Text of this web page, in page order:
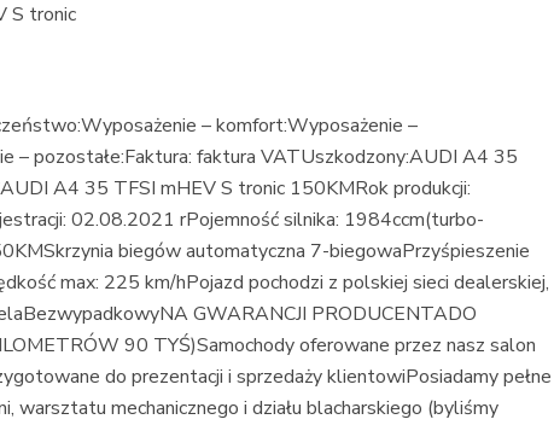
S tronic
– komfort:Wyposażenie –
– pozostałe:Faktura: faktura VATUszkodzony:AUDI A4 35
A4 35 TFSI mHEV S tronic 150KMRok produkcji:
02.08.2021 rPojemność silnika: 1984ccm(turbo-
biegów automatyczna 7-biegowaPrzyśpieszenie
max: 225 km/hPojazd pochodzi z polskiej sieci dealerskiej,
GWARANCJI PRODUCENTADO
90 TYŚ)Samochody oferowane przez nasz salon
do prezentacji i sprzedaży klientowiPosiadamy pełne
warsztatu mechanicznego i działu blacharskiego (byliśmy